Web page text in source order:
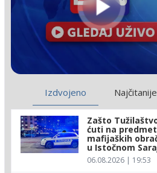
Izdvojeno Najčitanije
Zašto
ćuti na predmet
mafijaških
u Istočnom
06.08.2026 | 19:53